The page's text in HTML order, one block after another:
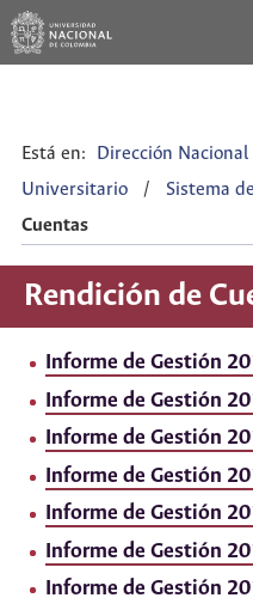
Está en:
Dirección
Universitario
/ Sistema
Cuentas
Rendición de
Informe de Gestión
Informe de Gestión
Informe de Gestión
Informe de Gestión
Informe de Gestión
Informe de Gestión
Informe de Gestión